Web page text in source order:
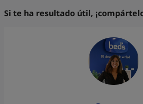
Si te ha resultado útil,